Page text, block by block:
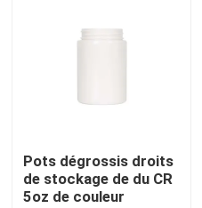
Produits
Vidéos
Pots dégrossis droits
de stockage de du CR
5oz de couleur